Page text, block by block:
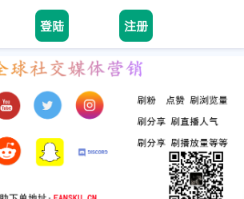
登陆 注册
Home
facebook
youtube
instagram